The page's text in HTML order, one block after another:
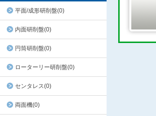
平面/成形研削盤(0)
内面研削盤(0)
円筒研削盤(0)
ローターリー研削盤(0)
センタレス(0)
両面機(0)